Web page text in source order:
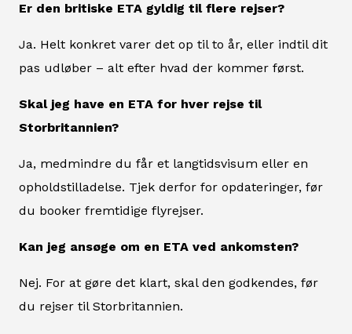
Er den britiske ETA gyldig til flere rejser?
Ja. Helt konkret varer det op til to år, eller indtil dit
pas udløber – alt efter hvad der kommer først.
Skal jeg have en ETA for hver rejse til
Storbritannien?
Ja, medmindre du får et langtidsvisum eller en
opholdstilladelse. Tjek derfor for opdateringer, før
du booker fremtidige flyrejser.
Kan jeg ansøge om en ETA ved ankomsten?
Nej. For at gøre det klart, skal den godkendes, før
du rejser til Storbritannien.